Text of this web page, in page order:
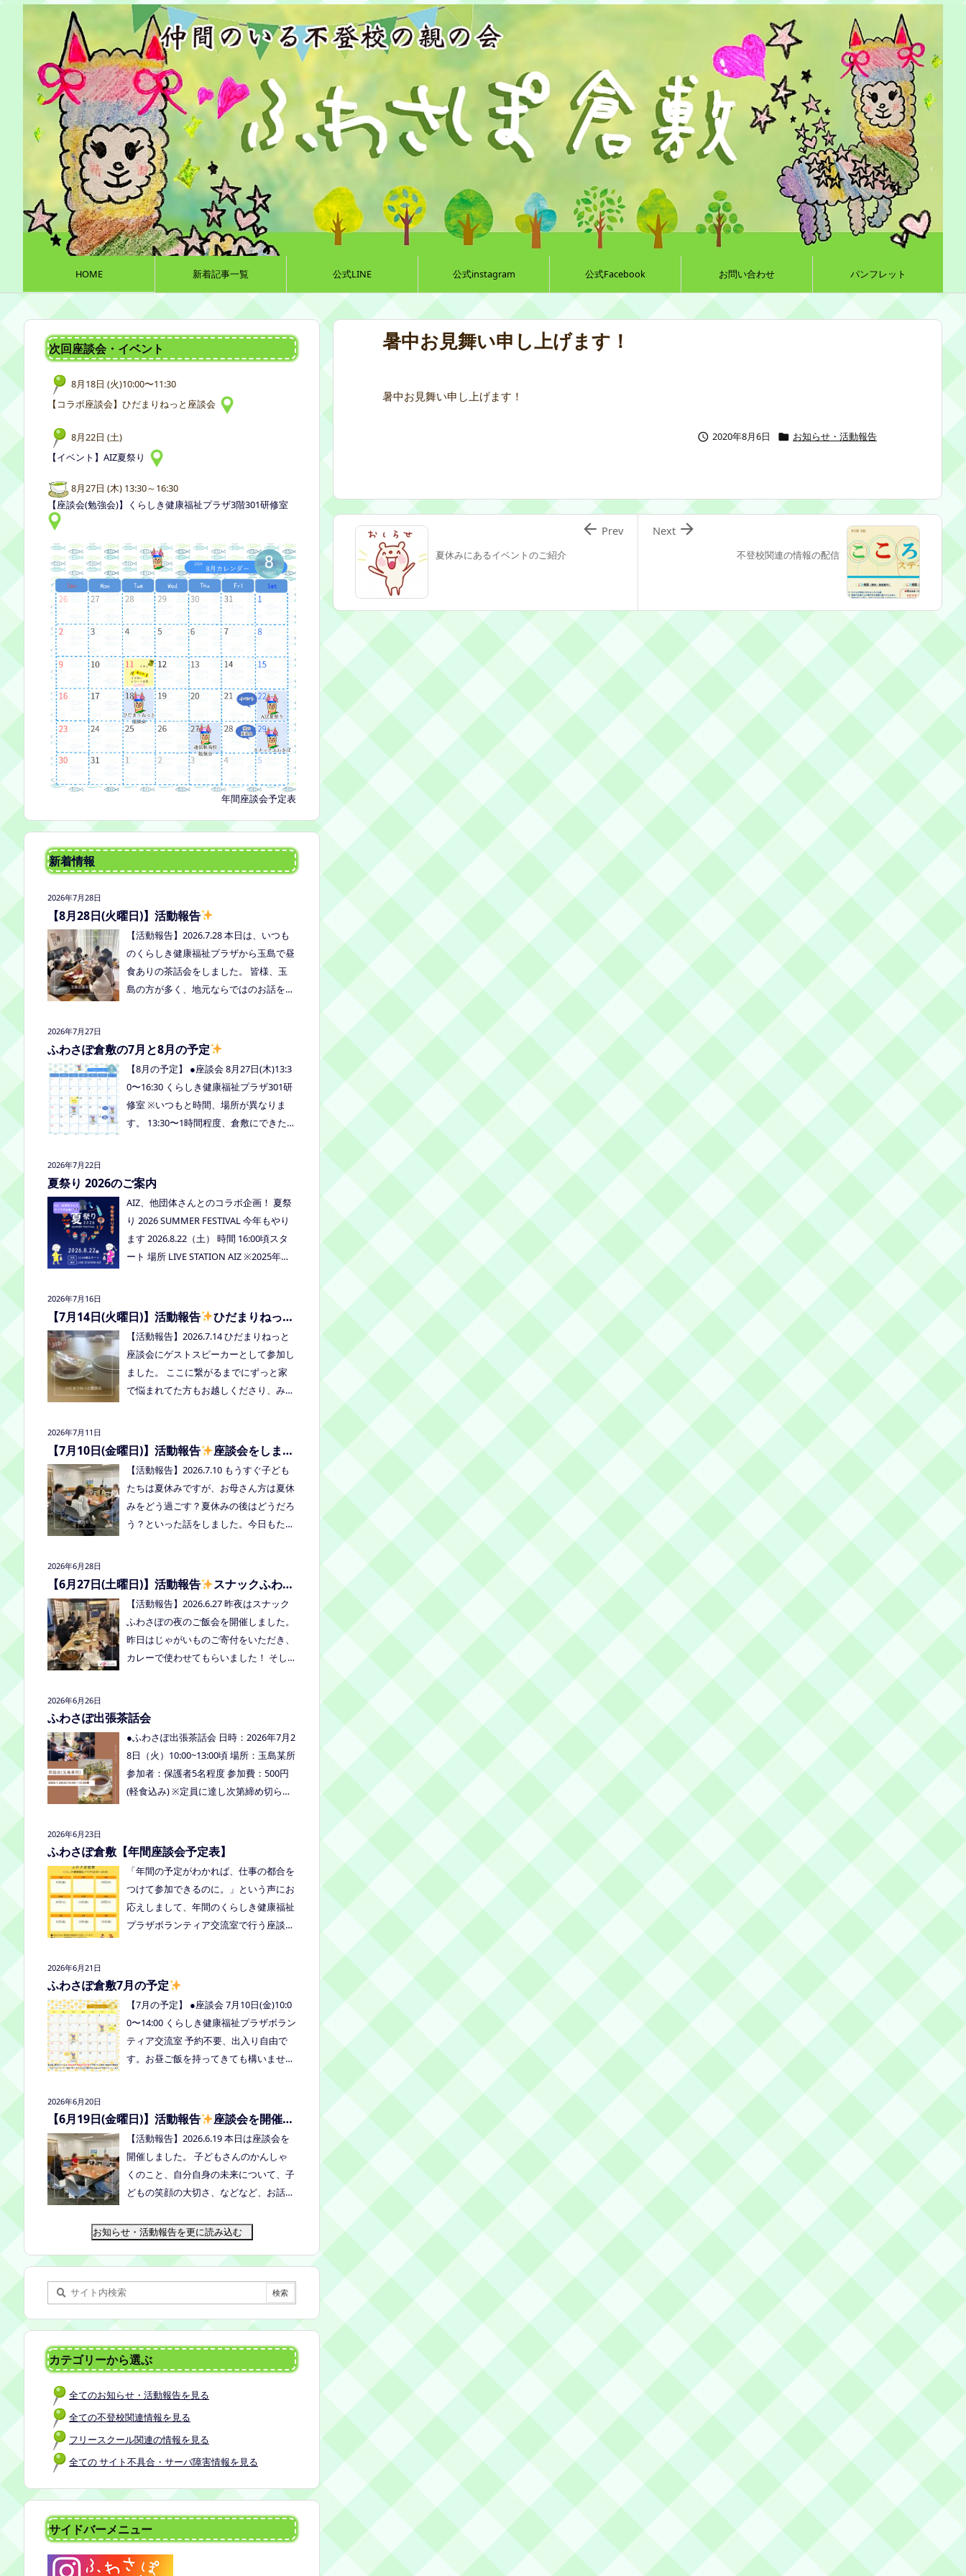
HOME 新着記事一覧 公式LINE 公式instagram 公式Facebook お問い合わせ パンフレット
暑中お見舞い申し上げます！
暑中お見舞い申し上げます！
 2020年8月6日  お知らせ・活動報告
不登校関連の情報の配信

Next
夏休みにあるイベントのご紹介
 Prev
次回座談会・イベント
8月18日 (火)10:00〜11:30
【コラボ座談会】ひだまりねっと座談会
8月22日 (土)
【イベント】AIZ夏祭り
8月27日 (木) 13:30～16:30
【座談会(勉強会)】くらしき健康福祉プラザ3階301研修室
年間座談会予定表
新着情報
2026年7月28日
【8月28日(火曜日)】活動報告
【活動報告】2026.7.28 本日は、いつも
のくらしき健康福祉プラザから玉島で昼
食ありの茶話会をしました。 皆様、玉
島の方が多く、地元ならではのお話をし
7(木)13:30〜リアラボさんに来てもら
ある方はぜひお越しください
2026年7月27日
ふわさぽ倉敷の7月と8月の予定
【8月の予定】 ●座談会 8月27日(木)13:3
0〜16:30 くらしき健康福祉プラザ301研
修室 ※いつもと時間、場所が異なりま
す。 13:30〜1時間程度、倉敷にできた通
いてなど、聞いてみましょう！ 事前に
しゃべりしましょう！ 日時：8月29日
者、うえまつフリースクールの保護者と
お子さま(10組程度） ※お子さまお一人
での参加はできません。必ず保護者の方
とお越しください。 ※定員に達し次第締
め切らせていただきます。 参加費：中
orms.gle/Vhs62HxfDKduZMeV8 ●ひだ
まりねっと座談会(北村がゲストスピー
カーで参加します) 場所：つむぎ高梁
（高梁市横町1072-1） 日時：令和8年8
月18日(火)10時00分～11時30分終了（予
場所：LIVE STATION AIZ(倉敷市玉島阿賀
崎2-3-55) 内容：音楽あり、ゲームあ
り、食べ物ありの多世代交流夏祭りで
す。
2026年7月22日
夏祭り 2026のご案内
AIZ、他団体さんとのコラボ企画！ 夏祭
り 2026 SUMMER FESTIVAL 今年もやり
ます 2026.8.22（土） 時間 16:00頃スタ
ート 場所 LIVE STATION AIZ ※2025年の
2026年7月16日
【7月14日(火曜日)】活動報告
ひだまりねっと
座談会に参加しました【活動報告】2026.7.14 ひだまりねっと
座談会にゲストスピーカーとして参加し
ました。 ここに繋がるまでにずっと家
で悩まれてた方もお越しくださり、みん
お近くの方はぜひお越しくださいね！
2026年7月11日
【7月10日(金曜日)】活動報告
座談会をしまし
た
【活動報告】2026.7.10 もうすぐ子ども
たちは夏休みですが、お母さん方は夏休
みをどう過ごす？夏休みの後はどうだろ
う？といった話をしました。今日もたく
しますので、ご希望の方がおられました
2026年6月28日
【6月27日(土曜日)】活動報告
スナックふわさ
ぽの夜のご飯会を開催しました【活動報告】2026.6.27 昨夜はスナック
ふわさぽの夜のご飯会を開催しました。
昨日はじゃがいものご寄付をいただき、
カレーで使わせてもらいました！ そし
土産分もいただき、ありがとうございま
く、ご家族でお話しできたのもよかった
ひお越しください。
2026年6月26日
ふわさぽ出張茶話会
●ふわさぽ出張茶話会 日時：2026年7月2
8日（火）10:00~13:00頃 場所：玉島某所
参加者：保護者5名程度 参加費：500円
(軽食込み) ※定員に達し次第締め切らせ
内容：いつもの座談会とは違う場所でこ
17:00まで お申し込みはこちらをクリッ
クしてお申し込みください。または、公
式LINE、Instagramにメッセージを送っ
2026年6月23日
ふわさぽ倉敷【年間座談会予定表】
「年間の予定がわかれば、仕事の都合を
つけて参加できるのに。」という声にお
応えしまして、年間のくらしき健康福祉
プラザボランティア交流室で行う座談会
ています。 ※予定ですので、変更の場合
2026年6月21日
ふわさぽ倉敷7月の予定
【7月の予定】 ●座談会 7月10日(金)10:0
0〜14:00 くらしき健康福祉プラザボラン
ティア交流室 予約不要、出入り自由で
す。お昼ご飯を持ってきても構いません
談会(北村がゲストスピーカーで参加し
→https://forms.gle/dX64uMjs71WqewA
月28日（火）10:00~13:00頃 場所：玉島
某所 参加者：保護者5名程度 参加費：50
らせていただきます。 ※申し込みをされ
す。 内容：いつもの座談会とは違う場
所でこじんまりとお話をしてお昼の軽食
を食べます。 締め切り：2026年7月24日
https://forms.gle/AG7fezcyC56pCBaLA
2026年6月20日
【6月19日(金曜日)】活動報告
座談会を開催し
ました
【活動報告】2026.6.19 本日は座談会を
開催しました。 子どもさんのかんしゃ
くのこと、自分自身の未来について、子
どもの笑顔の大切さ、などなど、お話し
4:00 くらしき健康福祉プラザボランティ
お知らせ・活動報告を更に読み込む
カテゴリーから選ぶ
全てのお知らせ・活動報告を見る
全ての不登校関連情報を見る
フリースクール関連の情報を見る
全ての サイト不具合・サーバ障害情報を見る
サイドバーメニュー